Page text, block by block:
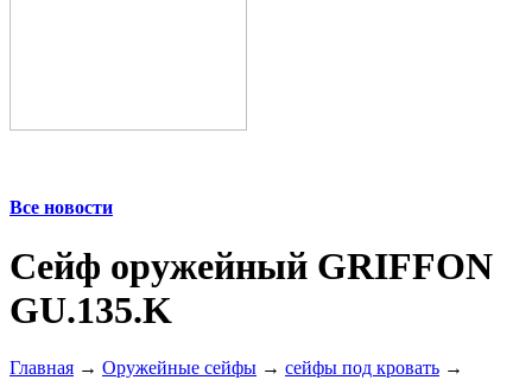
Все новости
Сейф оружейный GRIFFON
GU.135.K
Главная → Оружейные сейфы → сейфы под кровать →